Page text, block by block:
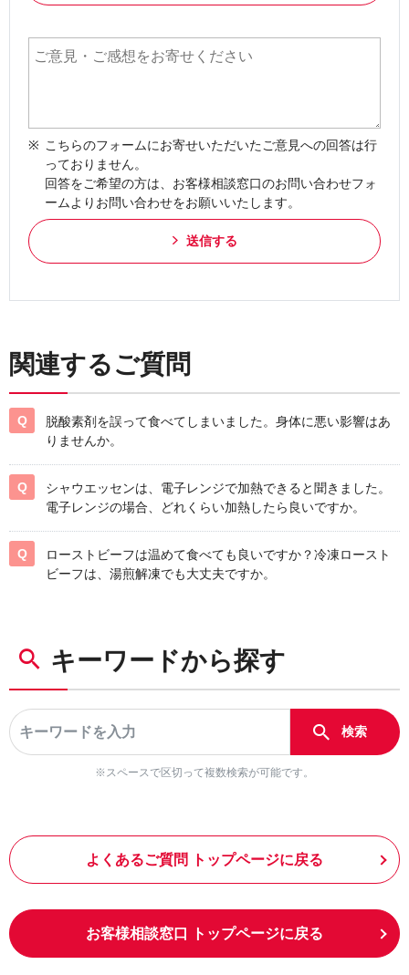
こちらのフォームにお寄せいただいたご意見への回答は行
っておりません。
回答をご希望の方は、お客様相談窓口のお問い合わせフォ
ームよりお問い合わせをお願いいたします。
送信する
関連するご質問
脱酸素剤を誤って食べてしまいました。身体に悪い影響はあ
りませんか。
シャウエッセンは、電子レンジで加熱できると聞きました。
電子レンジの場合、どれくらい加熱したら良いですか。
ローストビーフは温めて食べても良いですか？冷凍ロースト
ビーフは、湯煎解凍でも大丈夫ですか。
キーワードから探す
※スペースで区切って複数検索が可能です。
よくあるご質問 トップページに戻る
お客様相談窓口 トップページに戻る